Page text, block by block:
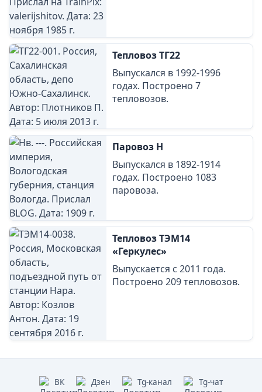
Тепловоз ТГ22
Выпускался в 1992-1996
годах. Построено 7
тепловозов.
Паровоз Н
Выпускался в 1892-1914
годах. Построено 1083
паровоза.
Тепловоз ТЭМ14
«Геркулес»
Выпускается с 2011 года.
Построено 209 тепловозов.
ВК Дзен Tg-канал Tg-чат